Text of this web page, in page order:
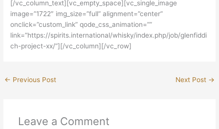
[/vc_column_text][vc_empty_space][vc_single_image
image=”1722″ img_size=”full” alignment=”center”
onclick=”custom_link” qode_css_animation=””
link=”https://spirits.international/whisky/index.php/job/glenfiddi
ch-project-xx/”][/vc_column][/vc_row]
← Previous Post Next Post →
Leave a Comment